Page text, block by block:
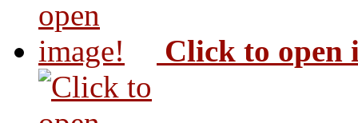
Click to open